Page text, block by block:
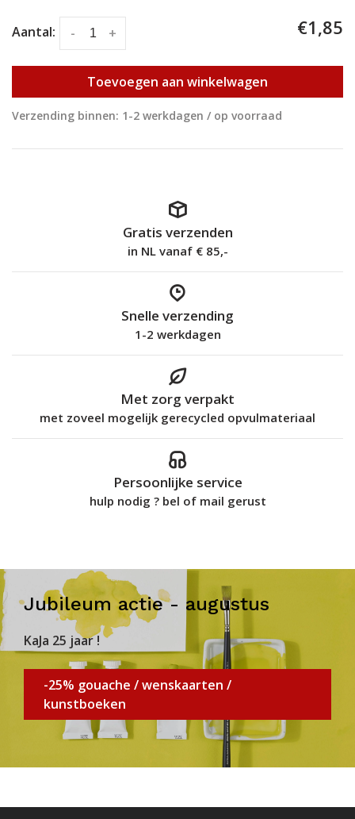
Aantal: +
- €1,85
Toevoegen aan winkelwagen
Verzending binnen: 1-2 werkdagen / op voorraad
Gratis verzenden
in NL vanaf € 85,-
Snelle verzending
1-2 werkdagen
Met zorg verpakt
met zoveel mogelijk gerecycled opvulmateriaal
Persoonlijke service
hulp nodig ? bel of mail gerust
Jubileum actie - augustus
KaJa 25 jaar !
-25% gouache / wenskaarten /
kunstboeken